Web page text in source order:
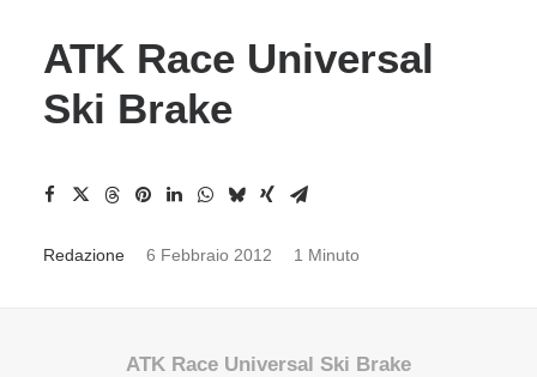
ATK Race Universal
Ski Brake
Redazione 6 Febbraio 2012 1 Minuto
ATK Race Universal Ski Brake